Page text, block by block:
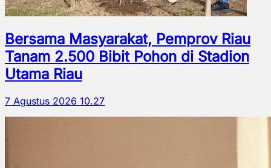
Bersama Masyarakat, Pemprov Riau
Tanam 2.500 Bibit Pohon di Stadion
Utama Riau
7 Agustus 2026 10.27